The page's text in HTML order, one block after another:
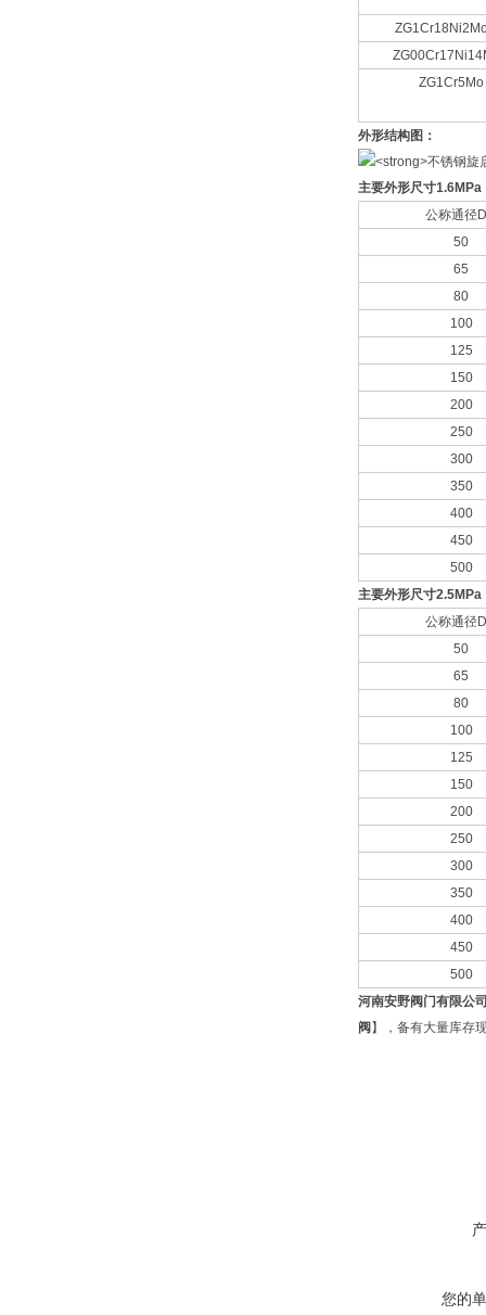
ZG1Cr5Mo
外形结构图：
主要外形尺寸1.6MPa
公称通径
50
65
80
100
125
150
200
250
300
350
400
450
500
主要外形尺寸2.5MPa
公称通径
50
65
80
100
125
150
200
250
300
350
400
450
500
河南安野阀门有限公
阀 】，备有大量库存
您的